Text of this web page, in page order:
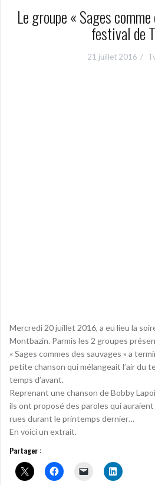
Le groupe « Sages
festival de
21 juillet 2016
Mercredi 20 juillet 2016, a eu lieu la
Montbazin. Parmis les 2 groupes
« Sages commes des sauvages » a
petite chanson qui mélangeait l’air du
temps d’avant.
Reprenant une chanson de Bobby
ils ont proposé des paroles qui
rues durant le printemps dernier…
En voici un extrait.
Partager :